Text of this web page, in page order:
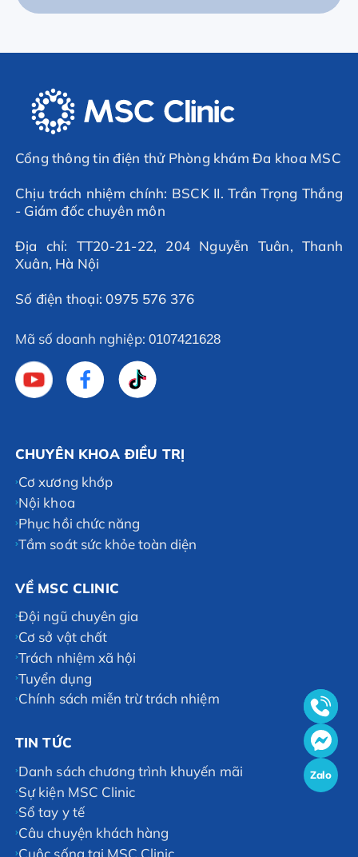
Cổng thông tin điện thử Phòng khám Đa khoa MSC
Chịu trách nhiệm chính: BSCK II. Trần Trọng Thắng
- Giám đốc chuyên môn
Địa chỉ: TT20-21-22, 204 Nguyễn Tuân, Thanh
Xuân, Hà Nội
Số điện thoại: 0975 576 376
Mã số doanh nghiệp: 0107421628
CHUYÊN KHOA ĐIỀU TRỊ
Cơ xương khớp
Nội khoa
Phục hồi chức năng
Tầm soát sức khỏe toàn diện
VỀ MSC CLINIC
Đội ngũ chuyên gia
Cơ sở vật chất
Trách nhiệm xã hội
Tuyển dụng
Chính sách miễn trừ trách nhiệm
TIN TỨC
Danh sách chương trình khuyến mãi
Sự kiện MSC Clinic
Sổ tay y tế
Câu chuyện khách hàng
Cuộc sống tại MSC Clinic
Zalo